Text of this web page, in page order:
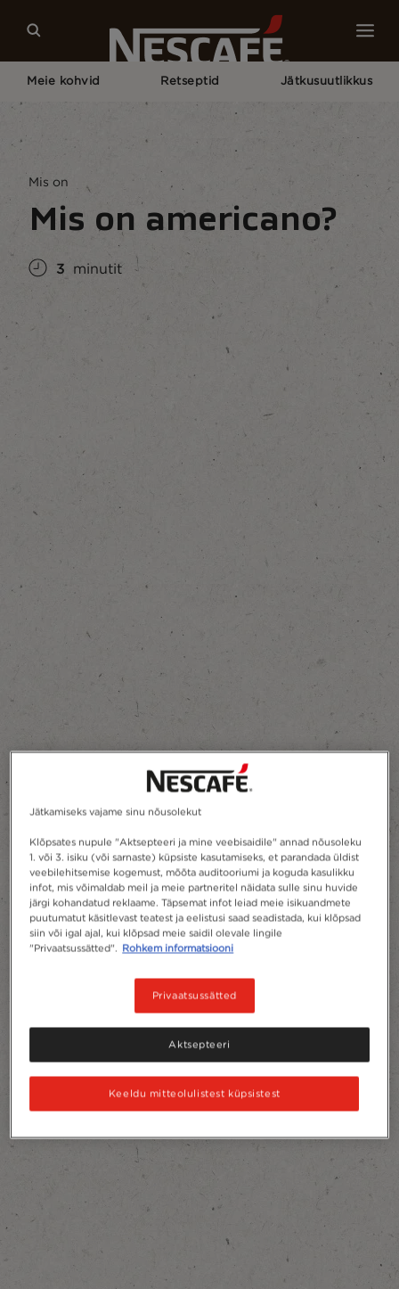
Meie kohvid Retseptid Jätkusuutlikkus
Mis On Americano?
Mis on
Mis on americano?
3 minutit
Lisa lemmikute hulka
Jätkamiseks vajame sinu nõusolekut
Klõpsates nupule "Aktsepteeri ja mine veebisaidile" annad nõusoleku
1. või 3. isiku (või sarnaste) küpsiste kasutamiseks, et parandada üldist
veebilehitsemise kogemust, mõõta auditooriumi ja koguda kasulikku
infot, mis võimaldab meil ja meie partneritel näidata sulle sinu huvide
järgi kohandatud reklaame. Täpsemat infot leiad meie isikuandmete
puutumatut käsitlevast teatest ja eelistusi saad seadistada, kui klõpsad
siin või igal ajal, kui klõpsad meie saidil olevale lingile
"Privaatsussätted". Rohkem informatsiooni
Privaatsussätted
Keeldu mitteolulistest küpsistest
Aktsepteeri